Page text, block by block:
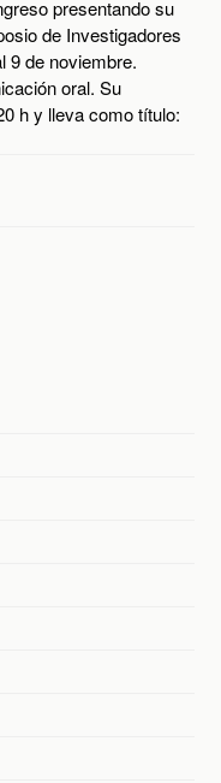
presentando su
de Investigadores
9 de noviembre.
oral. Su
h y lleva como título: